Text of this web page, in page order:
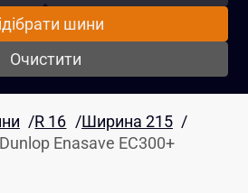
шини
Очистити
/R 16 /Ширина 215 /
Enasave EC300+